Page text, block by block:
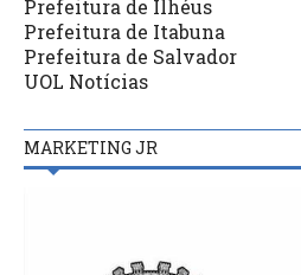
Prefeitura de Ilhéus
Prefeitura de Itabuna
Prefeitura de Salvador
UOL Notícias
MARKETING JR